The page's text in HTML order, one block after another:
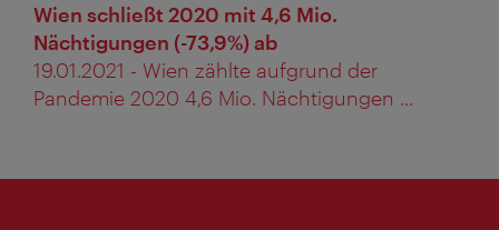
Wien schließt 2020 mit 4,6 Mio.
Nächtigungen (-73,9%) ab
19.01.2021 - Wien zählte aufgrund der
Pandemie 2020 4,6 Mio. Nächtigungen ...